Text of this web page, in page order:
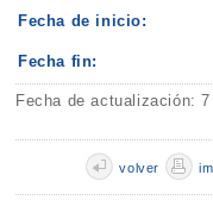
Fecha de inicio:
Fecha fin:
Fecha de actualización:
volver